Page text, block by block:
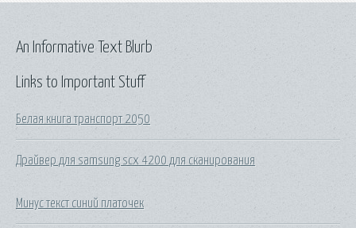
Links to Important Stuff
Белая книга транспорт 2050
Драйвер для samsung scx 4200 для сканирования
Минус текст синий платочек
An Informative Text Blurb